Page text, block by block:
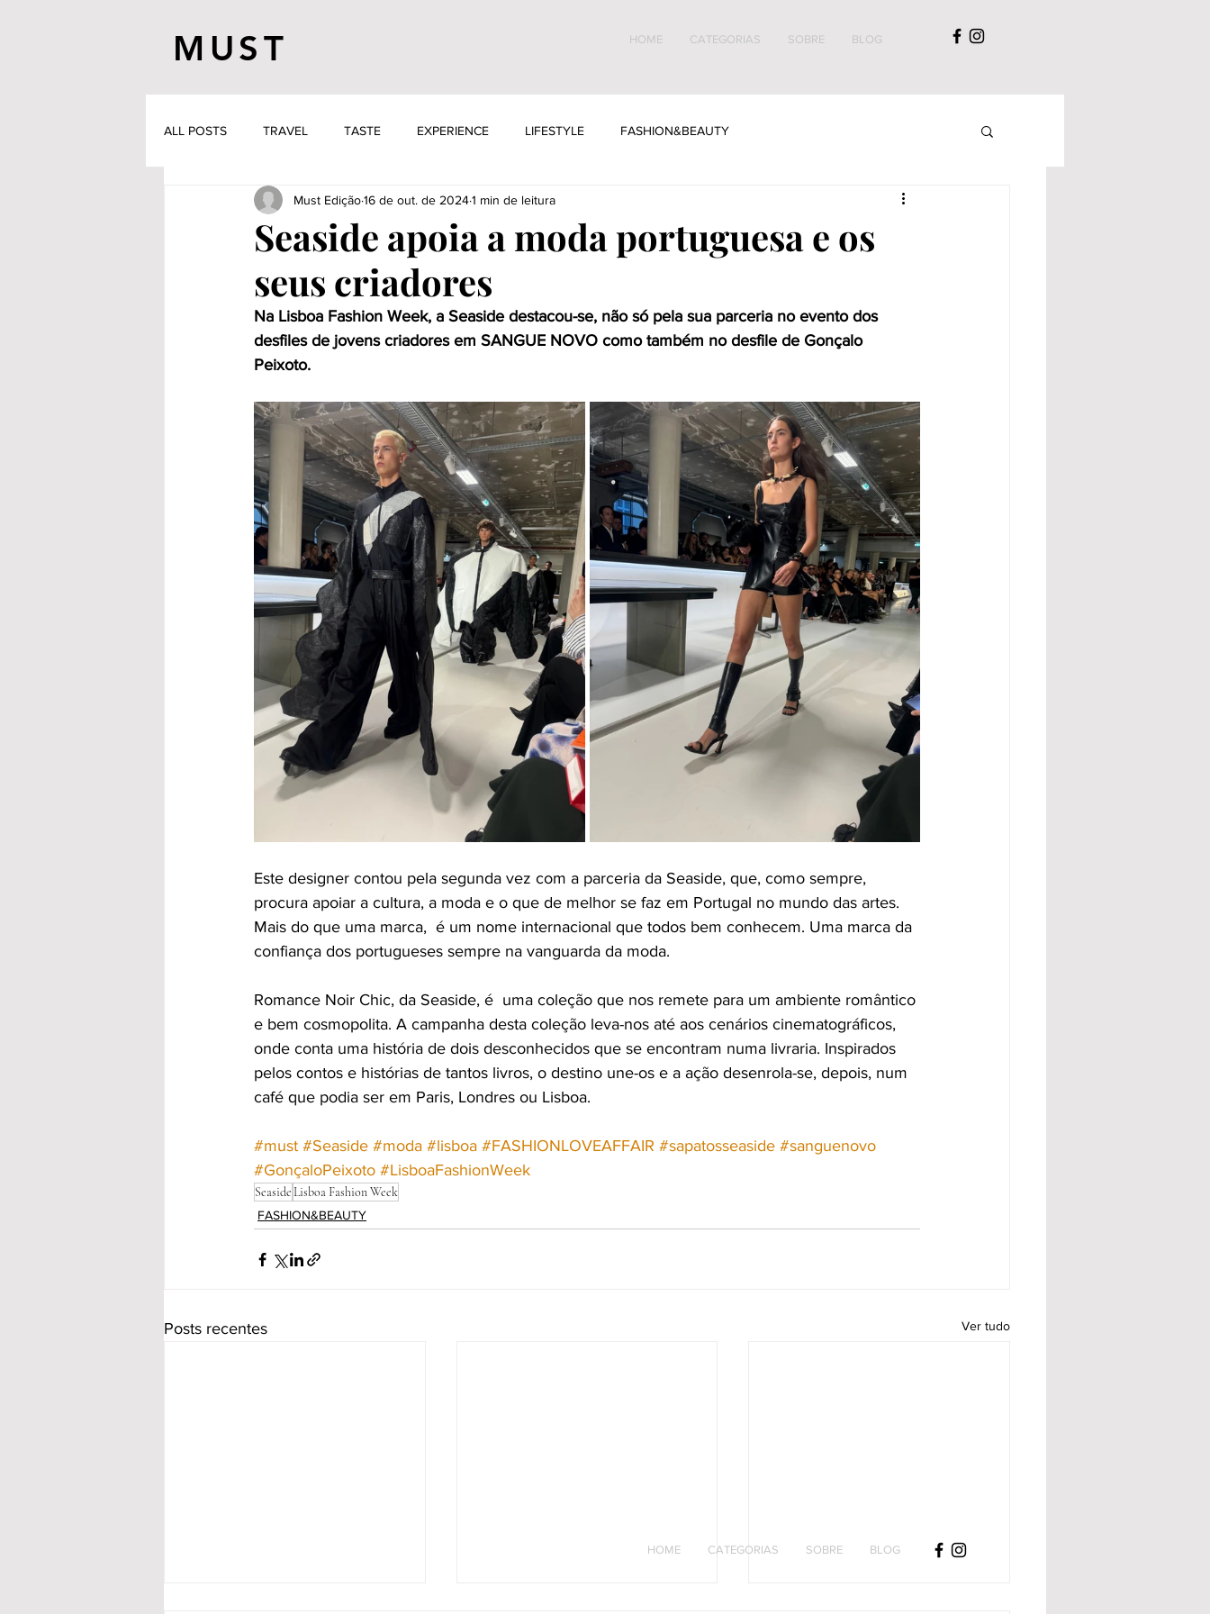
MUST HOME CATEGORIAS SOBRE BLOG
ALL POSTS TRAVEL TASTE EXPERIENCE LIFESTYLE FASHION&BEAUTY
Seaside apoia a moda portuguesa e os
seus criadores
Must Edição16 de out. de 20241 min de leitura
Na Lisboa Fashion Week, a Seaside destacou-se, não só pela sua parceria no evento dos
desfiles de jovens criadores em SANGUE NOVO como também no desfile de Gonçalo
Peixoto.
Este designer contou pela segunda vez com a parceria da Seaside, que, como sempre,
procura apoiar a cultura, a moda e o que de melhor se faz em Portugal no mundo das artes.
Mais do que uma marca,  é um nome internacional que todos bem conhecem. Uma marca da
confiança dos portugueses sempre na vanguarda da moda.
Romance Noir Chic, da Seaside, é  uma coleção que nos remete para um ambiente romântico
e bem cosmopolita. A campanha desta coleção leva-nos até aos cenários cinematográficos,
onde conta uma história de dois desconhecidos que se encontram numa livraria. Inspirados
pelos contos e histórias de tantos livros, o destino une-os e a ação desenrola-se, depois, num
café que podia ser em Paris, Londres ou Lisboa.
#must #Seaside #moda #lisboa #FASHIONLOVEAFFAIR #sapatosseaside #sanguenovo
#GonçaloPeixoto #LisboaFashionWeek
SeasideLisboa Fashion Week
FASHION&BEAUTY
Posts recentes Ver tudo
HOME CATEGORIAS SOBRE BLOG